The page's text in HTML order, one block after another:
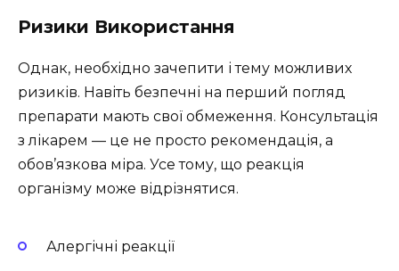
Ризики Використання
Однак, необхідно зачепити і тему можливих
ризиків. Навіть безпечні на перший погляд
препарати мають свої обмеження. Консультація
з лікарем — це не просто рекомендація, а
обов’язкова міра. Усе тому, що реакція
організму може відрізнятися.
Алергічні реакції